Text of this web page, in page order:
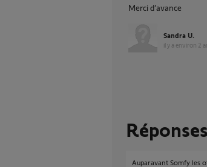
Merci d’avance
Sandra U.
il y a environ 2
Réponses
Auparavant Somfy les